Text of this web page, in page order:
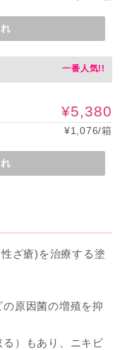
¥5,380
¥1,076/箱
ざ瘡)を治療する塗
原因菌の増殖を抑
）もあり、ニキビ